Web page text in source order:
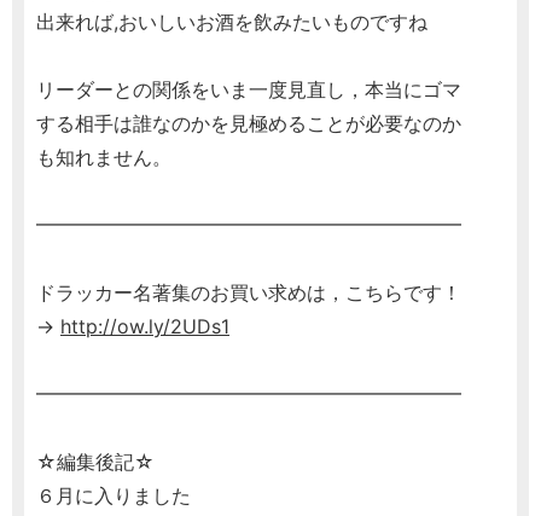
出来れば,おいしいお酒を飲みたいものですね
リーダーとの関係をいま一度見直し，本当にゴマ
する相手は誰なのかを見極めることが必要なのか
も知れません。
━━━━━━━━━━━━━━━━━━━━━━
ドラッカー名著集のお買い求めは，こちらです！
→ http://ow.ly/2UDs1
━━━━━━━━━━━━━━━━━━━━━━
☆編集後記☆
６月に入りました